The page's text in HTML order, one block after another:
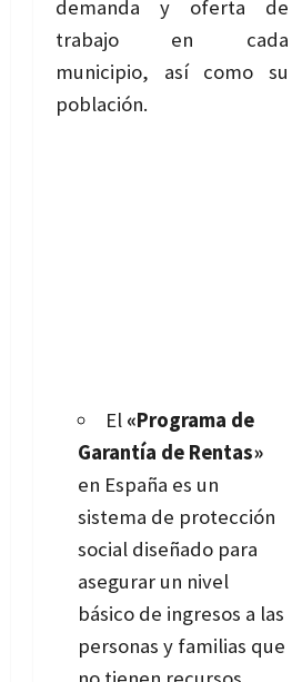
demanda y oferta de
trabajo en cada
municipio, así como su
población.
El «Programa de
Garantía de Rentas»
en España es un
sistema de protección
social diseñado para
asegurar un nivel
básico de ingresos a las
personas y familias que